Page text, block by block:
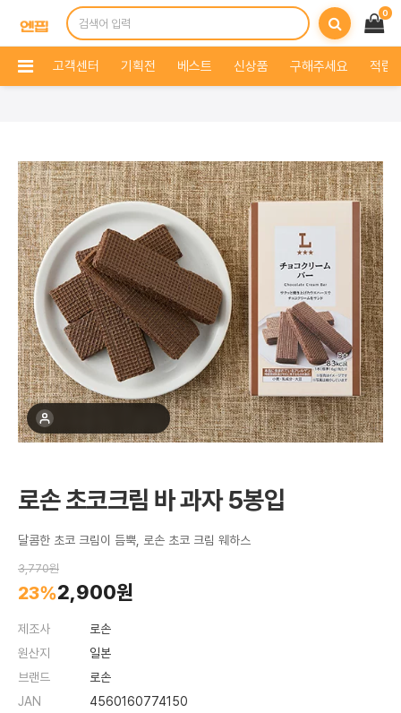
0
고객센터 기획전 베스트 신상품 구해주세요 적립
로손 초코크림 바 과자 5봉입
달콤한 초코 크림이 듬뿍, 로손 초코 크림 웨하스
3,770원
23%2,900원
제조사
로손
원산지
일본
브랜드
로손
JAN
4560160774150